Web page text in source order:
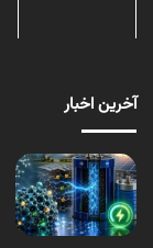
آخرین اخبار